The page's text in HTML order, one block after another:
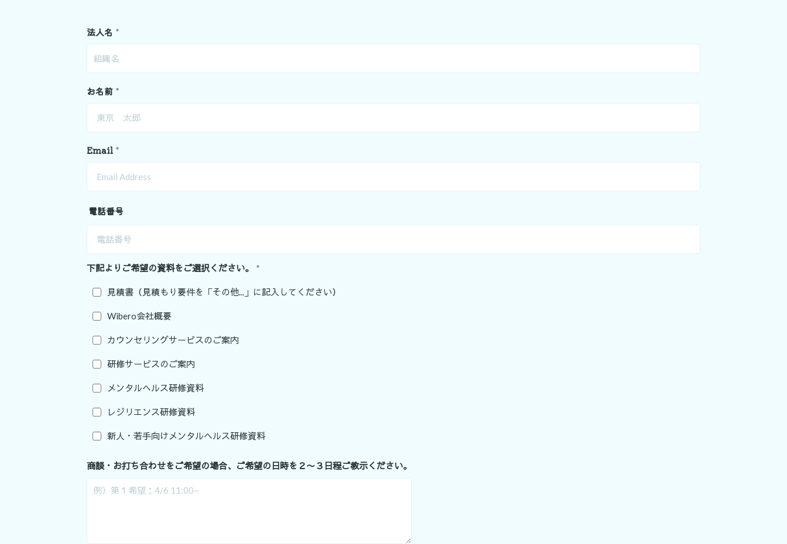
法人名 *
お名前 *
Email *
電話番号
下記よりご希望の資料をご選択ください。 *
見積書（見積もり要件を「その他...」に記入してください）
Wibero会社概要
カウンセリングサービスのご案内
研修サービスのご案内
メンタルヘルス研修資料
レジリエンス研修資料
新人・若手向けメンタルヘルス研修資料
商談・お打ち合わせをご希望の場合、ご希望の日時を２〜３日程ご教示ください。